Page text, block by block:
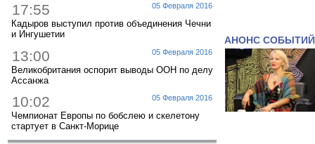
05 Февраля 2016
17:55
Кадыров выступил против объединения Чечни
и Ингушетии
05 Февраля 2016
13:00
Великобритания оспорит выводы ООН по делу
Ассанжа
05 Февраля 2016
10:02
Чемпионат Европы по бобслею и скелетону
стартует в Санкт-Морице
АНОНС СОБЫТИЙ